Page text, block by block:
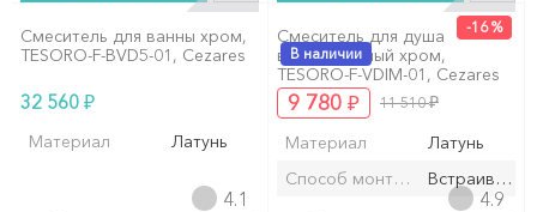
Смеситель для ванны хром,
TESORO-F-BVD5-01, Cezares
32 560 ₽
Материал Латунь
-16 %
В наличии
Смеситель для душа
встраиваемый хром,
TESORO-F-VDIM-01, Cezares
9 780 ₽ 11 510₽
Материал
Латунь
Способ монтажа/установки
4.1 4.9